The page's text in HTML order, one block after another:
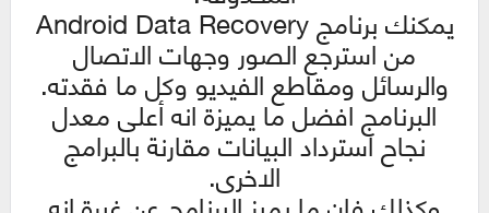
يمكنك برنامج Android Data Recovery
من استرجع الصور وجهات الاتصال
والرسائل ومقاطع الفيديو وكل ما فقدته.
البرنامج افضل ما يميزة انه أعلى معدل
نجاح استرداد البيانات مقارنة بالبرامج
الاخرى.